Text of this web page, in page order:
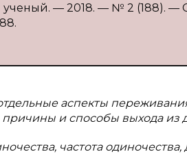
— 2018. — № 2 (188). —
аспекты
причины и способы выхода из
частота